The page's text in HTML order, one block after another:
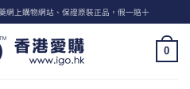
網上購物網站、保證原裝正品，假一賠十
0